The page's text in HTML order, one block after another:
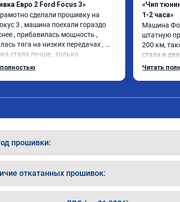
Евро 2 Ford Focus 3»
сделали прошивку на
3 , машина поехали гораздо
, прибавилась мощность ,
тяга на низких передачах ,
стала лучше , только
эмоции , цена
«Чип
1-2 часа»
Машина
штатную
200 км,
стала в
газа
Читать
прошивки:
откатанных прошивок: